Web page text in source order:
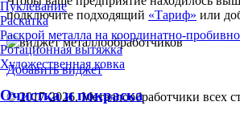
Пуклевание
Раскатка
Раскрой металла на координатно-
Ротационная вытяжка
Художественная ковка
Очистка и покраска
подключите подходящий «Тариф» или
Добавить виджет
© 2017-2026. Металлообработчики всех